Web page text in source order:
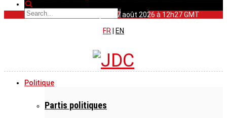
Dernière Mise à jour : 7 août 2026 à 12h27 GMT
FR
EN
Politique
Partis politiques